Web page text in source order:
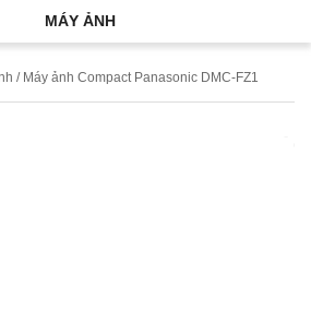
MÁY ẢNH
/ Máy ảnh Compact Panasonic DMC-FZ1